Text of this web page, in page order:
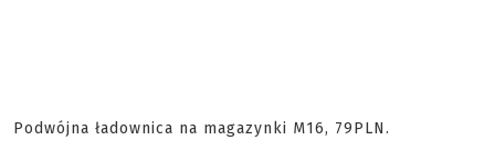
Podwójna ładownica na magazynki M16, 79PLN.